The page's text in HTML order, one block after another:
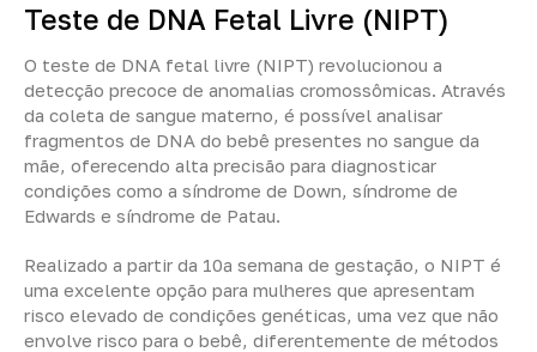
Teste de DNA Fetal Livre (NIPT)
O teste de DNA fetal livre (NIPT) revolucionou a
detecção precoce de anomalias cromossômicas. Através
da coleta de sangue materno, é possível analisar
fragmentos de DNA do bebê presentes no sangue da
mãe, oferecendo alta precisão para diagnosticar
condições como a síndrome de Down, síndrome de
Edwards e síndrome de Patau.
Realizado a partir da 10ª semana de gestação, o NIPT é
uma excelente opção para mulheres que apresentam
risco elevado de condições genéticas, uma vez que não
envolve risco para o bebê, diferentemente de métodos